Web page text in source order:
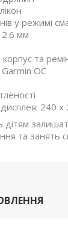
у режимі
мм
та
OC
240 х
та занять